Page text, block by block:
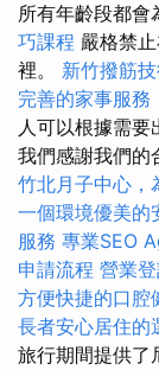
所有年齡段都會
巧課程 嚴格禁
裡。 新竹撥筋
完善的家事服務
人可以根據需要
我們感謝我們的
竹北月子中心，
一個環境優美的
服務 專業SEO
申請流程 營業
方便快捷的口腔
長者安心居住的
旅行期間提供了